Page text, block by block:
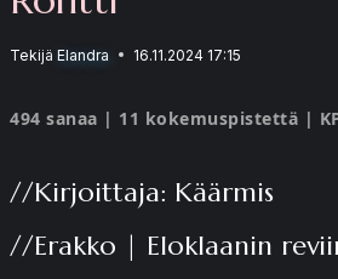
Tekijä Elandra 16.11.2024 17:15
494 sanaa | 11 kokemuspistettä |
//Kirjoittaja: Käärmis
//Erakko | Eloklaanin